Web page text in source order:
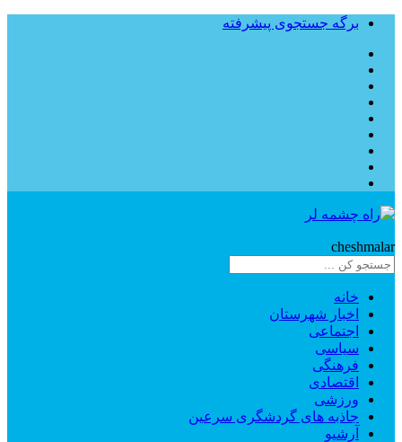
برگه جستجوی پیشرفته
cheshmalar
خانه
اخبار شهرستان
اجتماعی
سیاسی
فرهنگی
اقتصادی
ورزشی
جاذبه های گردشگری سرعین
آرشیو